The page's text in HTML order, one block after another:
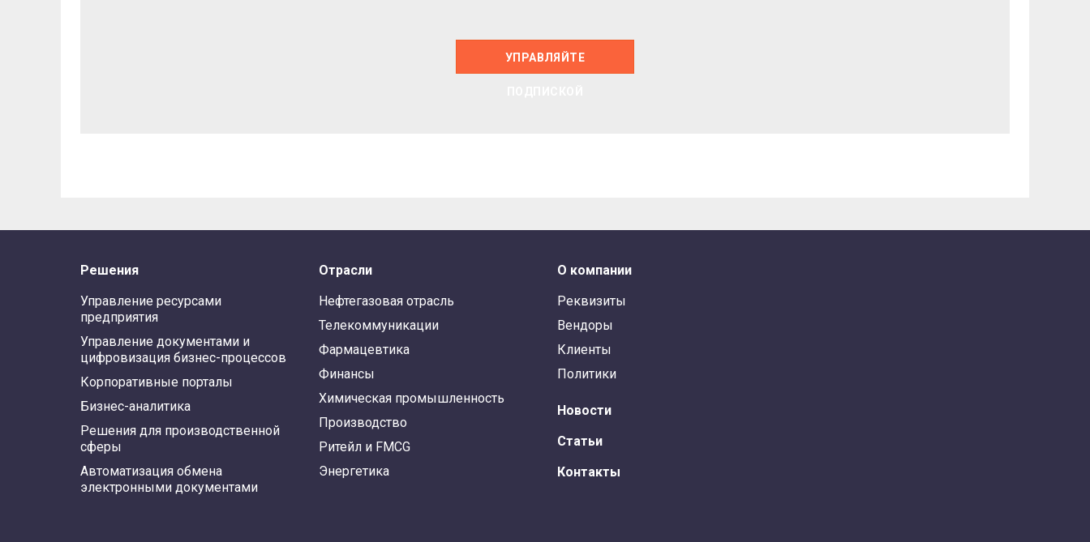
УПРАВЛЯЙТЕ
Решения
Управление ресурсами
предприятия
Управление документами и
цифровизация бизнес-процессов
Корпоративные порталы
Бизнес-аналитика
Решения для производственной
сферы
Автоматизация обмена
электронными документами
Отрасли
Нефтегазовая отрасль
Телекоммуникации
Фармацевтика
Финансы
Химическая промышленность
Производство
Ритейл и FMCG
Энергетика
О компании
Реквизиты
Вендоры
Клиенты
Политики
Новости
Статьи
Контакты